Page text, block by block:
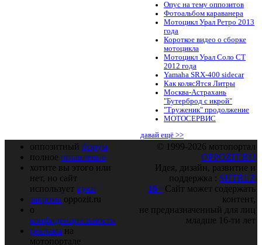
Опус на тему оппозитов
Фотоальбом караванера
Мотоцикл Урал Ретро 2013
года
Короткое видео о сборке
мотоцикла
Мотоцикл Урал Соло СТ
2012 года
Yamaha SRX-400 sidecar
Как колясЯтся Литры
Москва-Астрахань
"Бутерброд с икрой"
"Труженик" продолжение
МОТОСЕРВИС
давай ещё >>
оппозитный форум
полное оглавление
хотите вы этого или
нет, но сайт
использует куки
закрома oppozit.ru
о
конфиденциальности
реклама на
мотопортале
© 1999-2026 мотопортал
OPPOZIT.RU
Идея, дизайн, развитие и
поддержка : SHTRLZ
16+ Сайт может содержать
контент,
не предназначенный для лиц
младше 16-ти лет